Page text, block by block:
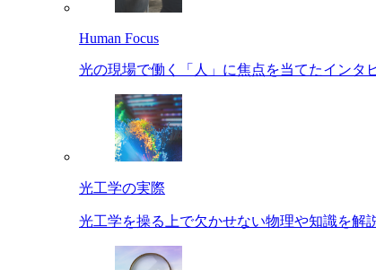
Human Focus
光の現場で働く「人」に焦点を当てたインタ
光工学の実際
光工学を操る上で欠かせない物理や知識を解